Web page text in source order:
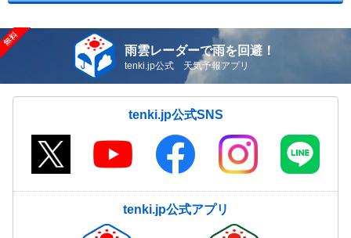
雨雲レーダーで雨を回避！
tenki.jp公式 天気予報アプリ
tenki.jp公式SNS
tenki.jp公式アプリ